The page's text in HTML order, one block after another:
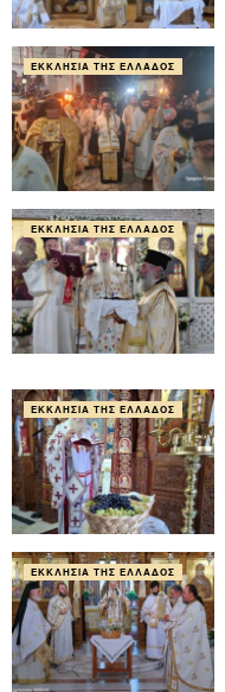
ΕΚΚΛΗΣΊΑ ΤΗΣ ΕΛΛΆΔΟΣ
ΕΚΚΛΗΣΊΑ ΤΗΣ ΕΛΛΆΔΟΣ
ΕΚΚΛΗΣΊΑ ΤΗΣ ΕΛΛΆΔΟΣ
ΕΚΚΛΗΣΊΑ ΤΗΣ ΕΛΛΆΔΟΣ